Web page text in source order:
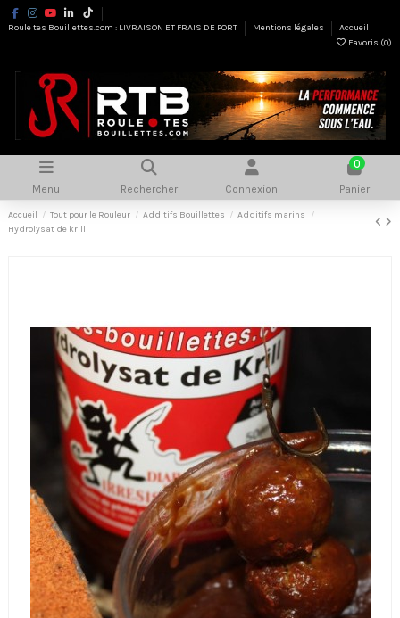
Roule tes Bouillettes.com : LIVRAISON ET FRAIS DE PORT Mentions légales
Accueil
Favoris (0)
Menu Rechercher Connexion
0
Panier
Accueil Tout pour le Rouleur Additifs Bouillettes
Additifs marins
Hydrolysat de krill